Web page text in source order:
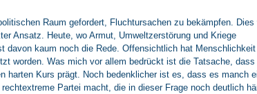
Raum gefordert, Fluchtursachen zu bekämpfen. Dies
Ansatz. Heute, wo Armut, Umweltzerstörung und Kriege
davon kaum noch die Rede. Offensichtlich hat Menschlichkeit
worden. Was mich vor allem bedrückt ist die Tatsache, dass
harten Kurs prägt. Noch bedenklicher ist es, dass es manch
Partei macht, die in dieser Frage noch deutlich